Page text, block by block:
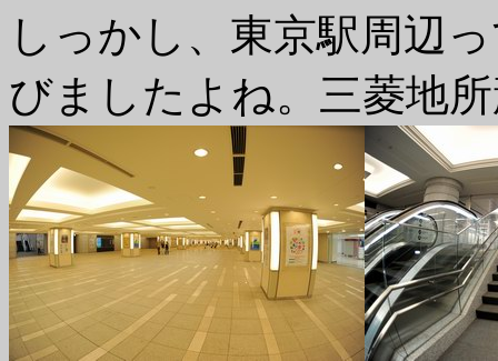
しっかし、東京駅周辺
びましたよね。三菱地